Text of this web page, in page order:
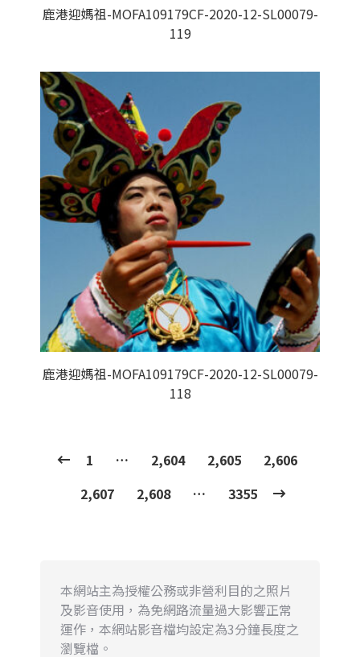
鹿港迎媽祖-MOFA109179CF-2020-12-SL00079-
119
鹿港迎媽祖-MOFA109179CF-2020-12-SL00079-
118
1 … 2,604 2,605
2,606
2,607
2,608 … 3355
本網站主為授權公務或非營利目的之照片
及影音使用，為免網路流量過大影響正常
運作，本網站影音檔均設定為3分鐘長度之
瀏覽檔。